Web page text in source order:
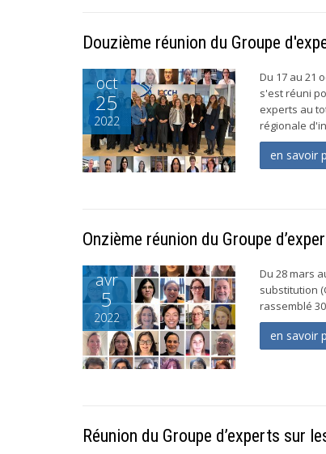
Douzième réunion du Groupe
oct
25
2022
Du 17 au 21
s'est réuni
experts au
régionale
en savoir
Onzième réunion du Groupe
avr
5
2022
Du 28 mars
substitution
rassemblé
en savoir
Réunion du Groupe d’experts sur